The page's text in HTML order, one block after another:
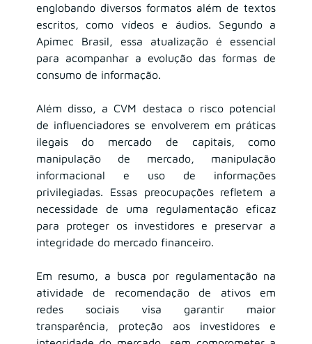
englobando diversos formatos além de textos
escritos, como vídeos e áudios. Segundo a
Apimec Brasil, essa atualização é essencial
para acompanhar a evolução das formas de
consumo de informação.
Além disso, a CVM destaca o risco potencial
de influenciadores se envolverem em práticas
ilegais do mercado de capitais, como
manipulação de mercado, manipulação
informacional e uso de informações
privilegiadas. Essas preocupações refletem a
necessidade de uma regulamentação eficaz
para proteger os investidores e preservar a
integridade do mercado financeiro.
Em resumo, a busca por regulamentação na
atividade de recomendação de ativos em
redes sociais visa garantir maior
transparência, proteção aos investidores e